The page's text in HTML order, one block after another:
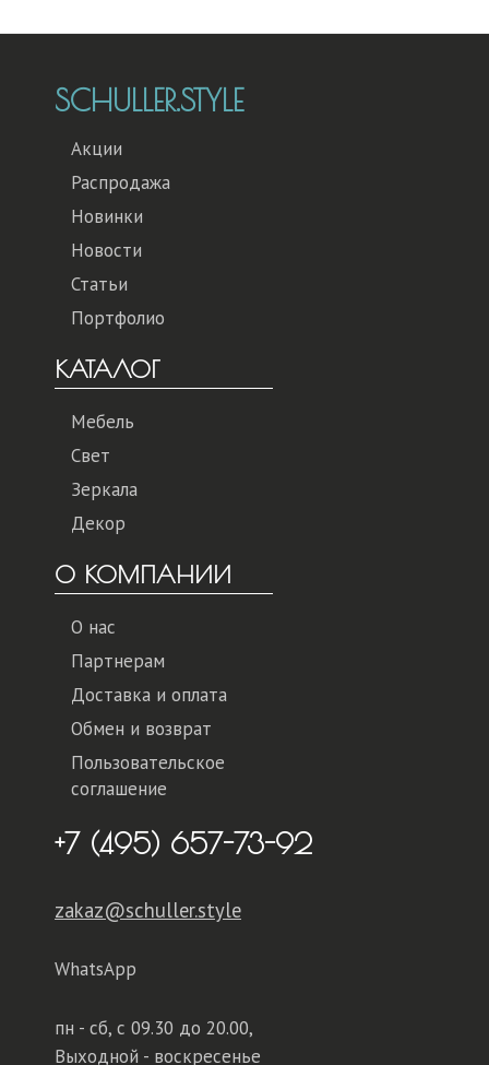
SCHULLER.STYLE
Акции
Распродажа
Новинки
Новости
Статьи
Портфолио
КАТАЛОГ
Мебель
Свет
Зеркала
Декор
О КОМПАНИИ
О нас
Партнерам
Доставка и оплата
Обмен и возврат
Пользовательское
соглашение
+7 (495) 657-73-92
zakaz@schuller.style
WhatsApp
пн - сб, с 09.30 до 20.00,
Выходной - воскресенье